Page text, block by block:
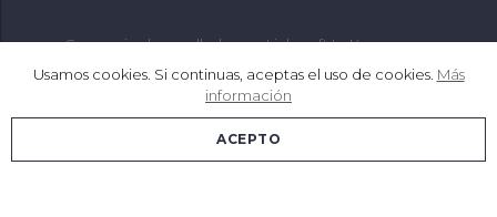
Usamos cookies. Si continuas, aceptas el uso de cookies. Más
información
ACEPTO
Comercio desarrollado conLinkasoft LeKommerce